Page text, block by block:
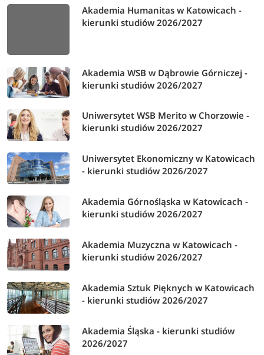
Akademia Humanitas w Katowicach -
kierunki studiów 2026/2027
Akademia WSB w Dąbrowie Górniczej -
kierunki studiów 2026/2027
Uniwersytet WSB Merito w Chorzowie -
kierunki studiów 2026/2027
Uniwersytet Ekonomiczny w Katowicach
- kierunki studiów 2026/2027
Akademia Górnośląska w Katowicach -
kierunki studiów 2026/2027
Akademia Muzyczna w Katowicach -
kierunki studiów 2026/2027
Akademia Sztuk Pięknych w Katowicach
- kierunki studiów 2026/2027
Akademia Śląska - kierunki studiów
2026/2027